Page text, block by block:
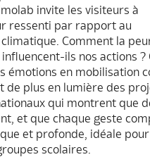
invite les visiteurs à
ressenti par rapport au
Comment la
influencent-ils nos actions
émotions en mobilisation
de plus en lumière des
qui montrent que
et que chaque geste
et profonde, idéale
scolaires.